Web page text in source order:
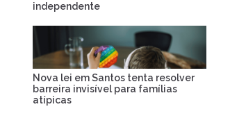
independente
Nova lei em Santos tenta resolver
barreira invisível para famílias
atípicas